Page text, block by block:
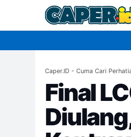
content
Caper.ID - Cuma Cari
Final